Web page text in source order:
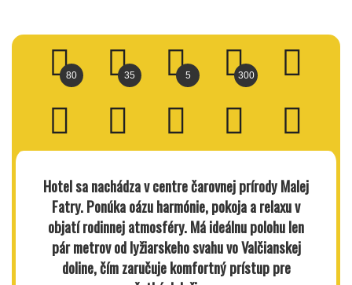
80 35 5 300
Hotel sa nachádza v centre čarovnej prírody Malej
Fatry. Ponúka oázu harmónie, pokoja a relaxu v
objatí rodinnej atmosféry. Má ideálnu polohu len
pár metrov od lyžiarskeho svahu vo Valčianskej
doline, čím zaručuje komfortný prístup pre